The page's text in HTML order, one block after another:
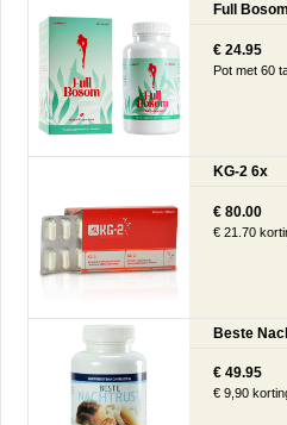
Full Bosom
€ 24.95
Pot met 60
KG-2 6x
€ 80.00
€ 21.70
Beste
€ 49.95
€ 9,90